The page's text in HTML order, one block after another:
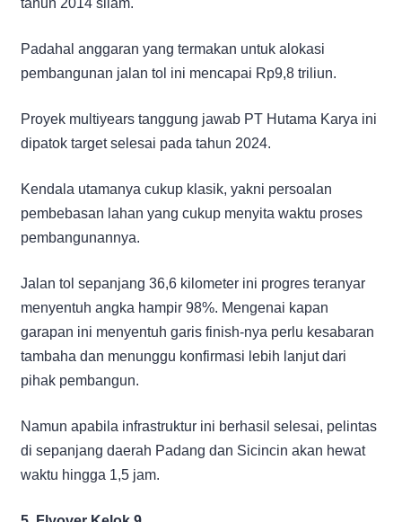
Padahal anggaran yang termakan untuk alokasi
pembangunan jalan tol ini mencapai Rp9,8 triliun.
Proyek multiyears tanggung jawab PT Hutama Karya ini
dipatok target selesai pada tahun 2024.
Kendala utamanya cukup klasik, yakni persoalan
pembebasan lahan yang cukup menyita waktu proses
pembangunannya.
Jalan tol sepanjang 36,6 kilometer ini progres teranyar
menyentuh angka hampir 98%. Mengenai kapan
garapan ini menyentuh garis finish-nya perlu kesabaran
tambaha dan menunggu konfirmasi lebih lanjut dari
pihak pembangun.
Namun apabila infrastruktur ini berhasil selesai, pelintas
di sepanjang daerah Padang dan Sicincin akan hewat
waktu hingga 1,5 jam.